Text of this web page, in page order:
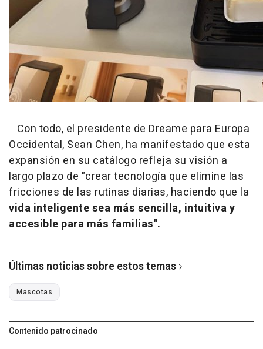
Con todo, el presidente de Dreame para Europa
Occidental, Sean Chen, ha manifestado que esta
expansión en su catálogo refleja su visión a
largo plazo de "crear tecnología que elimine las
fricciones de las rutinas diarias, haciendo que la
vida inteligente sea más sencilla, intuitiva y
accesible para más familias".
Últimas noticias sobre estos temas
Mascotas
Contenido patrocinado